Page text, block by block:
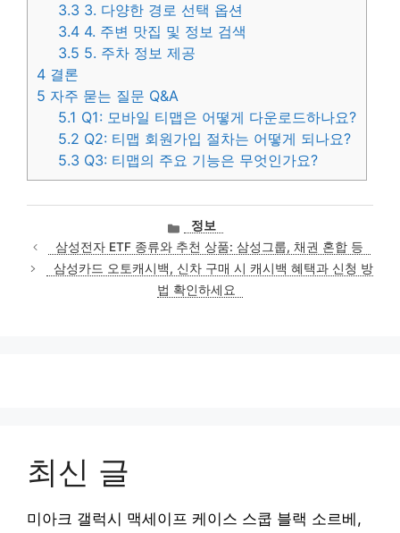
3.3 3. 다양한 경로 선택 옵션
3.4 4. 주변 맛집 및 정보 검색
3.5 5. 주차 정보 제공
4 결론
5 자주 묻는 질문 Q&A
5.1 Q1: 모바일 티맵은 어떻게 다운로드하나요?
5.2 Q2: 티맵 회원가입 절차는 어떻게 되나요?
5.3 Q3: 티맵의 주요 기능은 무엇인가요?
카
테
고
리
정보
삼성전자 ETF 종류와 추천 상품: 삼성그룹, 채권 혼합 등
삼성카드 오토캐시백, 신차 구매 시 캐시백 혜택과 신청 방
법 확인하세요
최신 글
미아크 갤럭시 맥세이프 케이스 스쿱 블랙 소르베,